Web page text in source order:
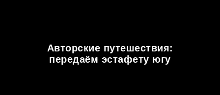
Авторские путешествия:
передаём эстафету югу